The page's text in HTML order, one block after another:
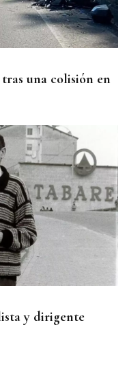
una colisión en
y dirigente